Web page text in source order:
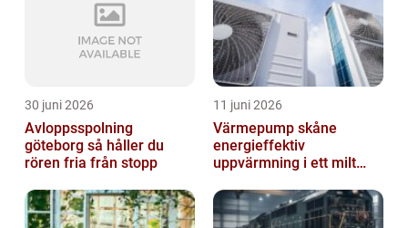
30 juni 2026
Avloppsspolning
göteborg så håller du
rören fria från stopp
11 juni 2026
Värmepump skåne
energieffektiv
uppvärmning i ett milt